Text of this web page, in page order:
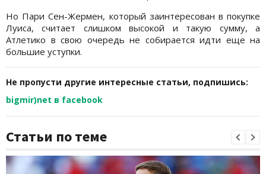
Но Пари Сен-Жермен, который заинтересован в покупке
Луиса, считает слишком высокой и такую сумму, а
Атлетико в свою очередь не собирается идти еще на
большие уступки.
Не пропусти другие интересные статьи, подпишись:
bigmir)net в facebook
Статьи по теме